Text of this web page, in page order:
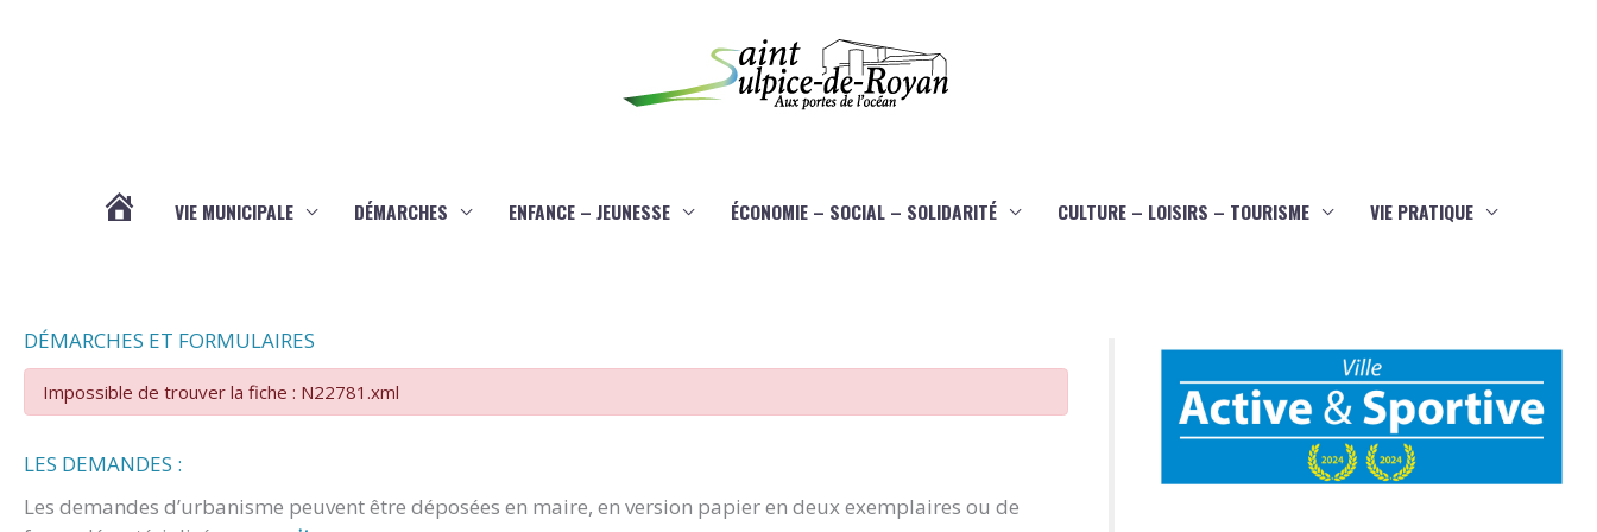
VIE MUNICIPALE DÉMARCHES ENFANCE – JEUNESSE ÉCONOMIE – SOCIAL – SOLIDARITÉ CULTURE – LOISIRS – TOURISME VIE PRATIQUE
DÉMARCHES ET FORMULAIRES
Impossible de trouver la fiche : N22781.xml
LES DEMANDES :
Les demandes d’urbanisme peuvent être déposées en maire, en version papier en deux exemplaires ou de